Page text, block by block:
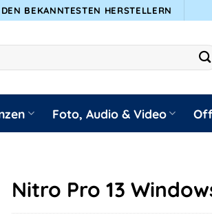
BEKANNTESTEN HERSTELLERN
Foto, Audio & Video
Nitro Pro 13